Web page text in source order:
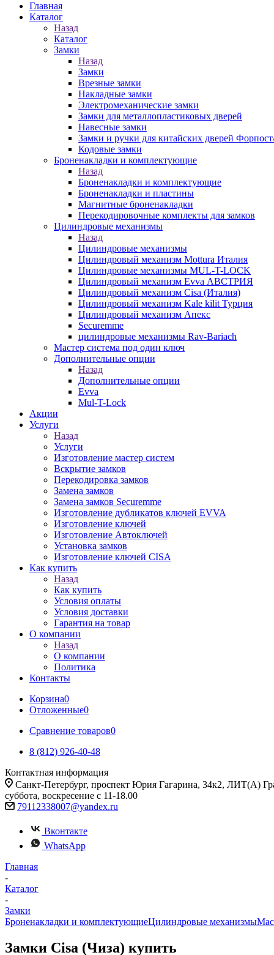
Главная
Каталог
Назад
Каталог
Замки
Назад
Замки
Врезные замки
Накладные замки
Электромеханические замки
Замки для металлопластиковых дверей
Навесные замки
Замки и ручки для китайских дверей
Кодовые замки
Броненакладки и комплектующие
Назад
Броненакладки и комплектующие
Броненакладки и пластины
Магнитные броненакладки
Перекодировочные комплекты для замков
Цилиндровые механизмы
Назад
Цилиндровые механизмы
Цилиндровый механизм Mottura Италия
Цилиндровые механизмы MUL-T-LOCK
Цилиндровый механизм Evva АВСТРИЯ
Цилиндровый механизм Cisa (Италия)
Цилиндровый механизм Kale kilit Турция
Цилиндровый механизм Апекс
Securemme
цилиндровые механизмы Rav-Bariach
Мастер система под один ключ
Дополнительные опции
Назад
Дополнительные опции
Evva
Mul-T-Lock
Акции
Услуги
Назад
Услуги
Изготовление мастер систем
Вскрытие замков
Перекодировка замков
Замена замков
Замена замков Securemme
Изготовление дубликатов ключей EVVA
Изготовление ключей
Изготовление Автоключей
Установка замков
Изготовление ключей CISA
Как купить
Назад
Как купить
Условия оплаты
Условия доставки
Гарантия на товар
О компании
Назад
О компании
Политика
Контакты
Корзина0
Отложенные0
Сравнение товаров0
8 (812) 926-40-48
Контактная информация
Санкт-Петербург, проспект Юрия Гагарина, 34к2, ЛИТ(А)
суббота, воскресение с 11-18.00
79112338007@yandex.ru
Вконтакте
WhatsApp
Главная
-
Каталог
-
Замки
Броненакладки и комплектующиеЦилиндровые механизмы
Замки Cisa (Чиза) купить